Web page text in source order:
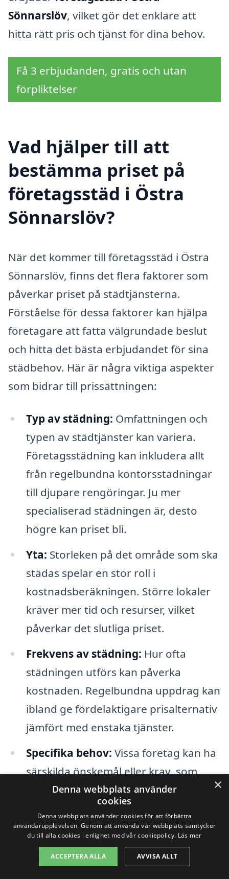
Sönnarslöv, vilket gör det enklare att
hitta rätt pris och tjänst för dina behov.
Få 3 erbjudanden, gratis och utan
förpliktelser
Vad hjälper till att
bestämma priset på
företagsstäd i Östra
Sönnarslöv?
När det kommer till företagsstäd i Östra
Sönnarslöv, finns det flera faktorer som
påverkar priset på städtjänsterna.
Förståelse för dessa faktorer kan hjälpa
företagare att fatta välgrundade beslut
och hitta det bästa erbjudandet för sina
städbehov. Här är några viktiga aspekter
som bidrar till prissättningen:
Typ av städning: Omfattningen och
typen av städtjänster kan variera.
Företagsstädning kan inkludera allt
från regelbundna kontorsstädningar
till djupare rengöringar. Ju mer
specialiserad städningen är, desto
högre kan priset bli.
Yta: Storleken på det område som ska
städas spelar en stor roll i
kostnadsberäkningen. Större lokaler
kräver mer tid och resurser, vilket
påverkar det slutliga priset.
Frekvens av städning: Hur ofta
städningen utförs kan påverka
kostnaden. Regelbundna uppdrag kan
ibland ge fördelaktigare prisalternativ
jämfört med enstaka tjänster.
Specifika behov: Vissa företag kan ha
särskilda önskemål eller krav, som
städning av känsliga ytor eller specifik
användning av miljövänliga produkter.
Dessa faktorer kan också spela in i
prissättningen.
×
Denna webbplats använder
cookies
Denna webbplats använder cookies för att förbättra
användarupplevelsen. Genom att använda vår webbplats samtycker
du till alla cookies i enlighet med vår cookiepolicy. Läs mer
ACCEPTERA ALLA AVVISA ALLT